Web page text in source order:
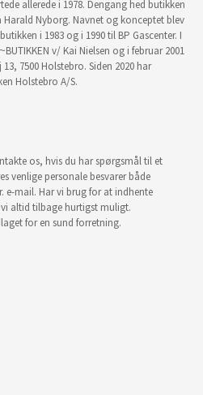
allerede i 1978. Dengang hed butikken
Nyborg. Navnet og konceptet blev
i 1983 og i 1990 til BP Gascenter. I
v/ Kai Nielsen og i februar 2001
7500 Holstebro. Siden 2020 har
Holstebro A/S.
os, hvis du har spørgsmål til et
venlige personale besvarer både
e-mail. Har vi brug for at indhente
altid tilbage hurtigst muligt.
for en sund forretning.